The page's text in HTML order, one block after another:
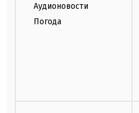
Аудионовости
Погода